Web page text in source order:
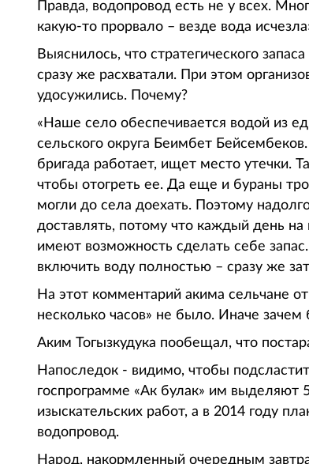
Правда, водопровод есть не у всех.
какую-то прорвало – везде вода
Выяснилось, что стратегического
сразу же расхватали. При этом
удосужились. Почему?
«Наше село обеспечивается водой из
сельского округа Беимбет
бригада работает, ищет место утечки.
чтобы отогреть ее. Да еще и бураны
могли до села доехать. Поэтому
доставлять, потому что каждый день
имеют возможность сделать себе
включить воду полностью – сразу же
На этот комментарий акима сельчане
несколько часов» не было. Иначе зачем
Аким Тогызкудука пообещал, что
Напоследок - видимо, чтобы
госпрограмме «Ак булак» им выделяют
изыскательских работ, а в 2014 году
водопровод.
Народ, накормленный очередным